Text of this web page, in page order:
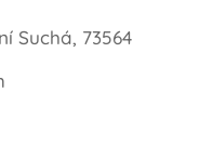
Suchá, 73564